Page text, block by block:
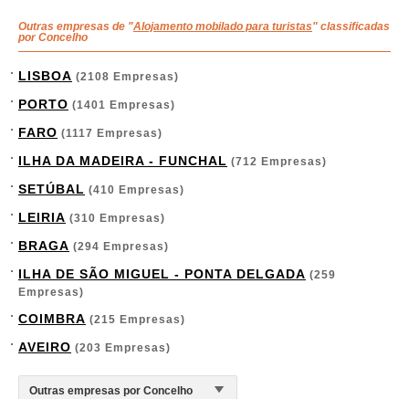
Outras empresas de "Alojamento mobilado para turistas" classificadas
por Concelho
LISBOA (2108 Empresas)
PORTO (1401 Empresas)
FARO (1117 Empresas)
ILHA DA MADEIRA - FUNCHAL (712 Empresas)
SETÚBAL (410 Empresas)
LEIRIA (310 Empresas)
BRAGA (294 Empresas)
ILHA DE SÃO MIGUEL - PONTA DELGADA (259
Empresas)
COIMBRA (215 Empresas)
AVEIRO (203 Empresas)